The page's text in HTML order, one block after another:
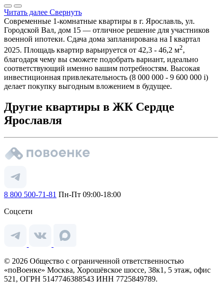
Читать далее Свернуть
Современные 1-комнатные квартиры в г. Ярославль, ул.
Городской Вал, дом 15 — отличное решение для участников
военной ипотеки. Сдача дома запланирована на I квартал
2025. Площадь квартир варьируется от 42,3 - 46,2 м2,
благодаря чему вы сможете подобрать вариант, идеально
соответствующий именно вашим потребностям. Высокая
инвестиционная привлекательность (8 000 000 - 9 600 000 i)
делает покупку выгодным вложением в будущее.
Другие квартиры в ЖК Сердце
Ярославля
8 800 500-71-81 Пн-Пт 09:00-18:00
Соцсети
© 2026 Общество с ограниченной ответственностью
«поВоенке» Москва, Хорошёвское шоссе, 38к1, 5 этаж, офис
521, ОГРН 5147746388543 ИНН 7725849789.